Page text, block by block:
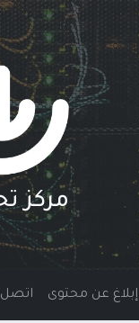
مركز
إبلاغ عن محتوى اتصل